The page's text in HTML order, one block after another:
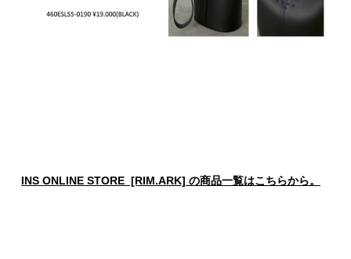
INS ONLINE STORE [RIM.ARK] の商品一覧はこちらから。